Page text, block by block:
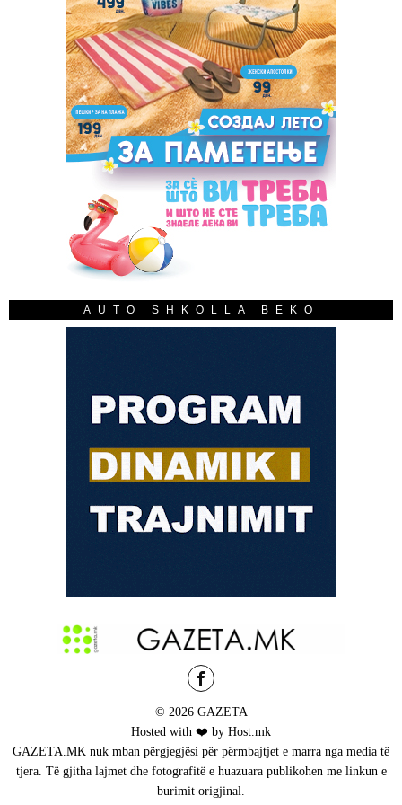
AUTO SHKOLLA BEKO
© 2026 GAZETA
Hosted with ❤️ by Host.mk
GAZETA.MK nuk mban përgjegjësi për përmbajtjet e marra nga media të
tjera. Të gjitha lajmet dhe fotografitë e huazuara publikohen me linkun e
burimit origjinal.